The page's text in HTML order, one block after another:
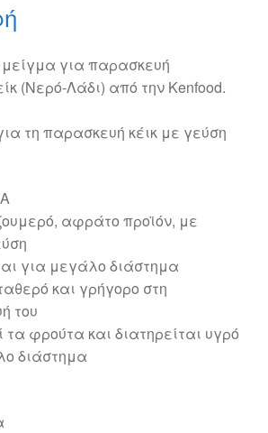
μείγμα για παρασκευή
(Νερό-Λάδι) από την Kenfood.
τη παρασκευή κέικ με γεύση
αφράτο προϊόν, με
για μεγάλο διάστημα
και γρήγορο στη
του
τα φρούτα και διατηρείται υγρό
διάστημα